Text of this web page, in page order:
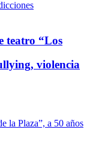
teatro “Los
violencia